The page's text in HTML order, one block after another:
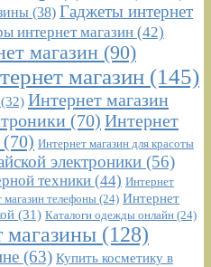
(38) Гаджеты интернет
интернет магазин (42)
магазин (90)
магазин (145)
(32) Интернет магазин
(70) Интернет
(70) Интернет магазин для красоты
электроники (56)
техники (44) Интернет
магазин телефоны (24) Интернет
(31) Каталоги одежды онлайн (24)
магазины (128)
(63) Купить косметику в